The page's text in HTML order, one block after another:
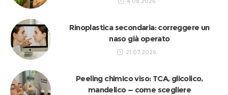
Rinoplastica secondaria: correggere un
naso già operato
21.07.2026
Peeling chimico viso: TCA, glicolico,
mandelico — come scegliere